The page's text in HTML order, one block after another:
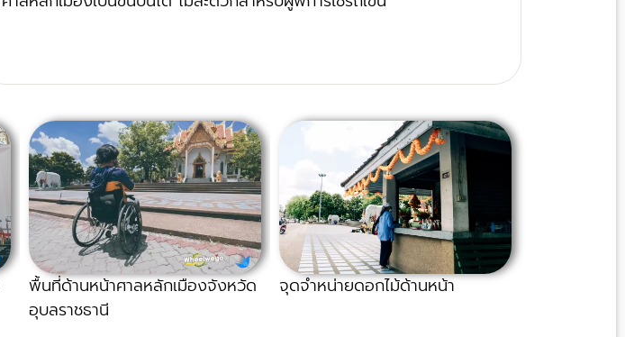
พื้นที่ด้านหน้าศาลหลักเมืองจังหวัด
อุบลราชธานี
จุดจำหน่ายดอกไม้ด้านหน้า